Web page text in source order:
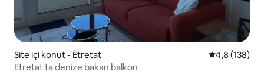
Site içi konut - Étretat 5 üzerinden
4,8 (138)
Etretat'ta denize bakan balkon